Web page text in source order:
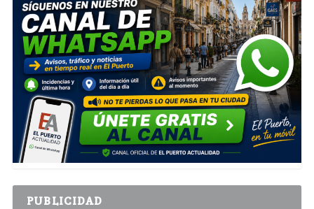
PUBLICIDAD